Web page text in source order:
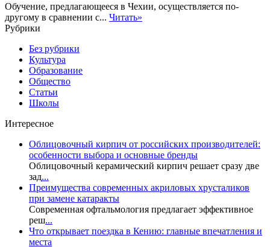
Обучение, предлагающееся в Чехии, осуществляется по-
другому в сравнении с... Читать»
Рубрики
Без рубрики
Культура
Образование
Общество
Статьи
Школы
Интересное
Облицовочный кирпич от российских производителей:
особенности выбора и основные бренды
Облицовочный керамический кирпич решает сразу две
зад...
Преимущества современных акриловых хрусталиков
при замене катаракты
Современная офтальмология предлагает эффективное
реш...
Что открывает поездка в Кению: главные впечатления и
места